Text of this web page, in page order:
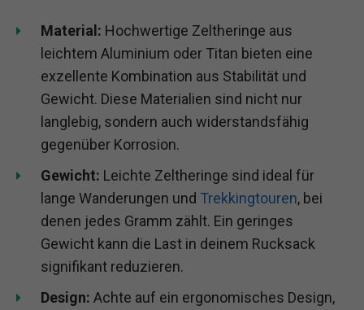
Material: Hochwertige Zeltheringe aus
leichtem Aluminium oder Titan bieten eine
exzellente Kombination aus Stabilität und
Gewicht. Diese Materialien sind nicht nur
langlebig, sondern auch widerstandsfähig
gegenüber Korrosion.
Gewicht: Leichte Zeltheringe sind ideal für
lange Wanderungen und Trekkingtouren, bei
denen jedes Gramm zählt. Ein geringes
Gewicht kann die Last in deinem Rucksack
signifikant reduzieren.
Design: Achte auf ein ergonomisches Design,